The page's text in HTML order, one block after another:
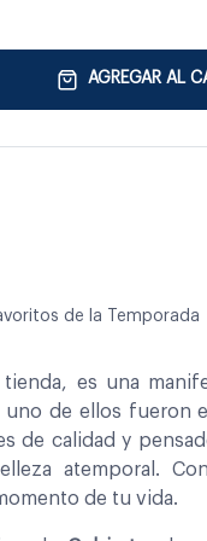
AGREGAR AL
de la Temporada
es una
uno de ellos fueron
de calidad y
atemporal.
de tu vida.